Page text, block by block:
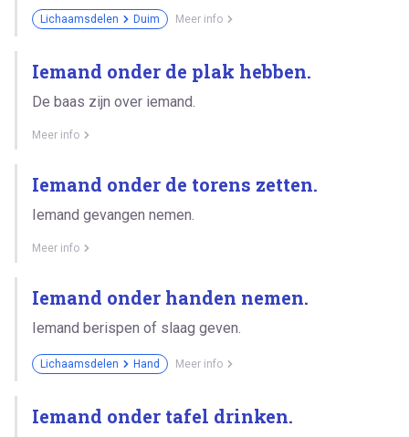
Lichaamsdelen Duim Meer info
Iemand onder de plak hebben.
De baas zijn over iemand.
Meer info
Iemand onder de torens zetten.
Iemand gevangen nemen.
Meer info
Iemand onder handen nemen.
Iemand berispen of slaag geven.
Lichaamsdelen Hand Meer info
Iemand onder tafel drinken.